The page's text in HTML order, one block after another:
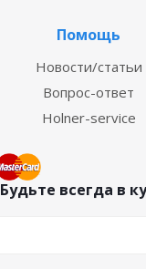
Помощь
Новости/статьи
Вопрос-ответ
Holner-service
Будьте всегда в